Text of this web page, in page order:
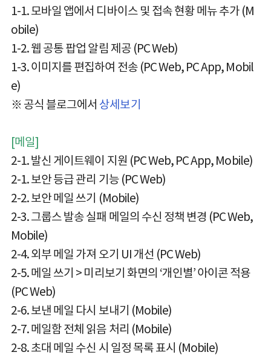
1-1. 모바일 앱에서 디바이스 및 접속 현황 메뉴 추가 (M
obile)
1-2. 웹 공통 팝업 알림 제공 (PC Web)
1-3. 이미지를 편집하여 전송 (PC Web, PC App, Mobil
e)
※ 공식 블로그에서 상세보기
[메일]
2-1. 발신 게이트웨이 지원 (PC Web, PC App, Mobile)
2-1. 보안 등급 관리 기능 (PC Web)
2-2. 보안 메일 쓰기 (Mobile)
2-3. 그룹스 발송 실패 메일의 수신 정책 변경 (PC Web,
Mobile)
2-4. 외부 메일 가져 오기 UI 개선 (PC Web)
2-5. 메일 쓰기 > 미리보기 화면의 ‘개인별’ 아이콘 적용
(PC Web)
2-6. 보낸 메일 다시 보내기 (Mobile)
2-7. 메일함 전체 읽음 처리 (Mobile)
2-8. 초대 메일 수신 시 일정 목록 표시 (Mobile)